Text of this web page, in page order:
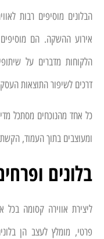
הבלונים מוסיפים רבות
אירוע ההשקה. הם
הלקוחות מדברים על
דרכים לשיפור התוצאות
כל אחד מהנוכחים מסתכל
ומעוצבים בתוך העמוד,
בלונים
ליצירת אווירה קסומה בכל
פרטי, מומלץ לעצב הן